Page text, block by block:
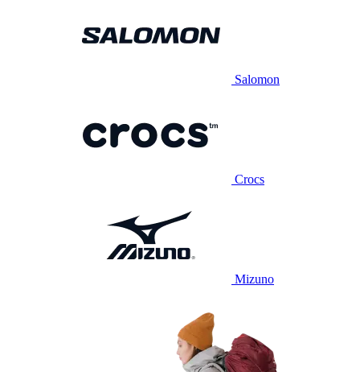
Salomon
Crocs
Mizuno